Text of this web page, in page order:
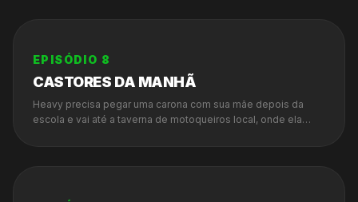
EPISÓDIO 8
CASTORES DA MANHÃ
Heavy precisa pegar uma carona com sua mãe depois da
escola e vai até a taverna de motoqueiros local, onde ela